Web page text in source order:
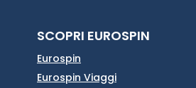
SCOPRI EUROSPIN
Eurospin
Eurospin Viaggi